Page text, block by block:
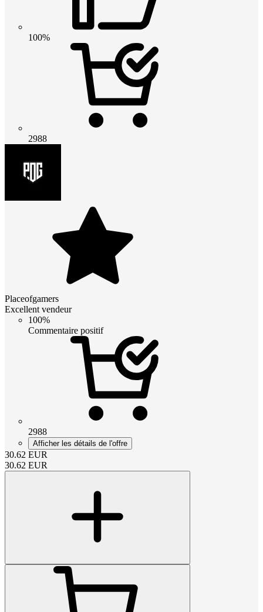
100%
2988
Placeofgamers
Excellent vendeur
100%
Commentaire positif
2988
Afficher les détails de l'offre
30.62 EUR
30.62 EUR